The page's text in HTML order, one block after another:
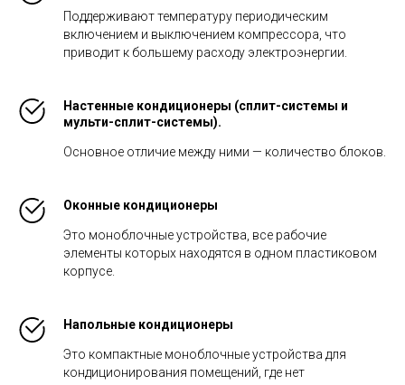
Поддерживают температуру периодическим
включением и выключением компрессора, что
приводит к большему расходу электроэнергии.
Настенные кондиционеры (сплит-системы и
мульти-сплит-системы).
Основное отличие между ними — количество блоков.
Оконные кондиционеры
Это моноблочные устройства, все рабочие
элементы которых находятся в одном пластиковом
корпусе.
Напольные кондиционеры
Это компактные моноблочные устройства для
кондиционирования помещений, где нет